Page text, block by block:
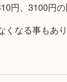
円、3100円
なる事もあ